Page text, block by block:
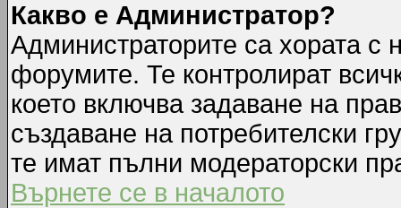
Какво е Администратор?
Администраторите са хората с
форумите. Те контролират
което включва задаване на
създаване на потребителски
те имат пълни модераторски
Върнете се в началото